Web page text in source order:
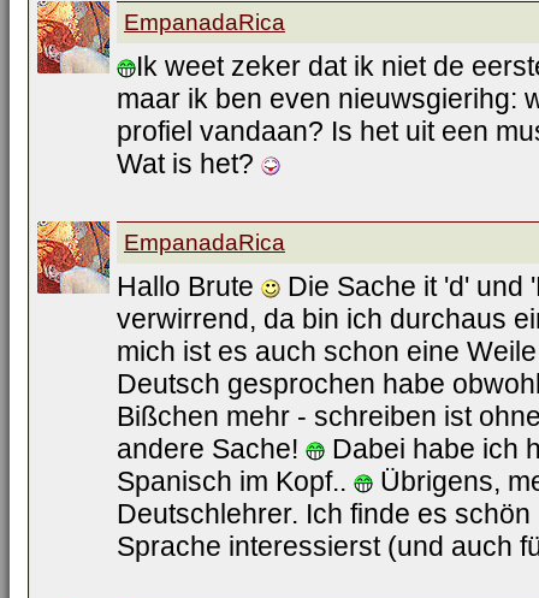
EmpanadaRica
Ik weet zeker dat ik niet de
maar ik ben even nieuwsgierihg:
profiel vandaan? Is het uit een
Wat is het?
EmpanadaRica
Hallo Brute
Die Sache it 'd' und
verwirrend, da bin ich durchaus
mich ist es auch schon eine
Deutsch gesprochen habe
Bißchen mehr - schreiben ist
andere Sache!
Dabei habe ich
Spanisch im Kopf..
Übrigens,
Deutschlehrer. Ich finde es
Sprache interessierst (und auch